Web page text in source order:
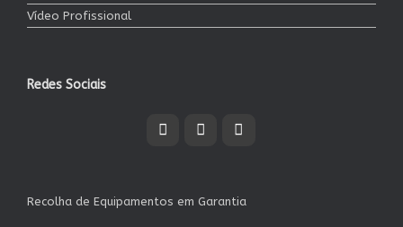
Vídeo Profissional
Redes Sociais
Recolha de Equipamentos em Garantia